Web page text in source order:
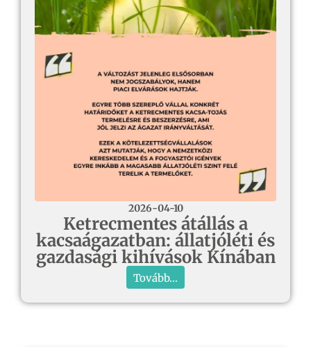
2026-04-10
Ketrecmentes átállás a
kacsaágazatban: állatjóléti és
gazdasági kihívások Kínában
Tovább...